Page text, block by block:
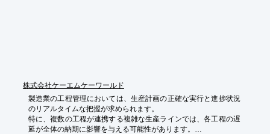
株式会社ケーエムケーワールド
製造業の工程管理においては、生産計画の正確な実行と進捗状況
のリアルタイムな把握が求められます。
特に、複数の工程が連携する複雑な生産ラインでは、各工程の遅
延が全体の納期に影響を与える可能性があります。